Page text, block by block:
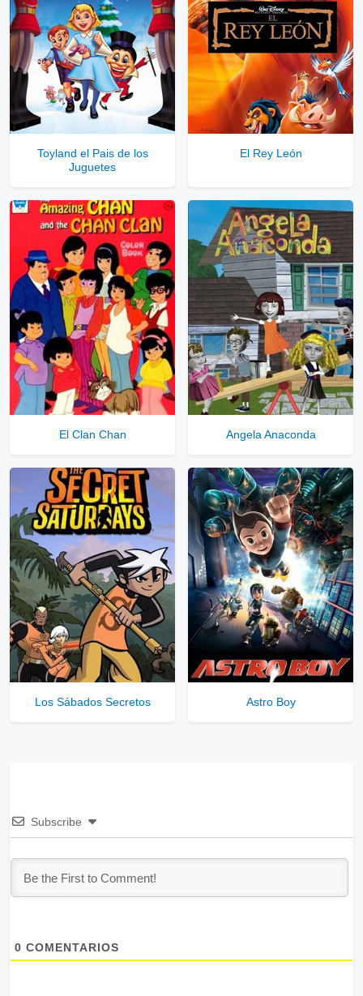
Toyland el Pais de los
Juguetes
El Rey León
El Clan Chan Angela Anaconda
Los Sábados Secretos Astro Boy
Subscribe
0 COMENTARIOS